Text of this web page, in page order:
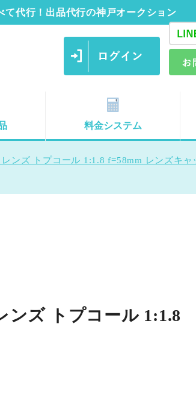
て代行！出品代行の神戸オークション
料金システム
ンズ トプコール 1:1.8 f=58mm レンズキャ
ンズ トプコール 1:1.8